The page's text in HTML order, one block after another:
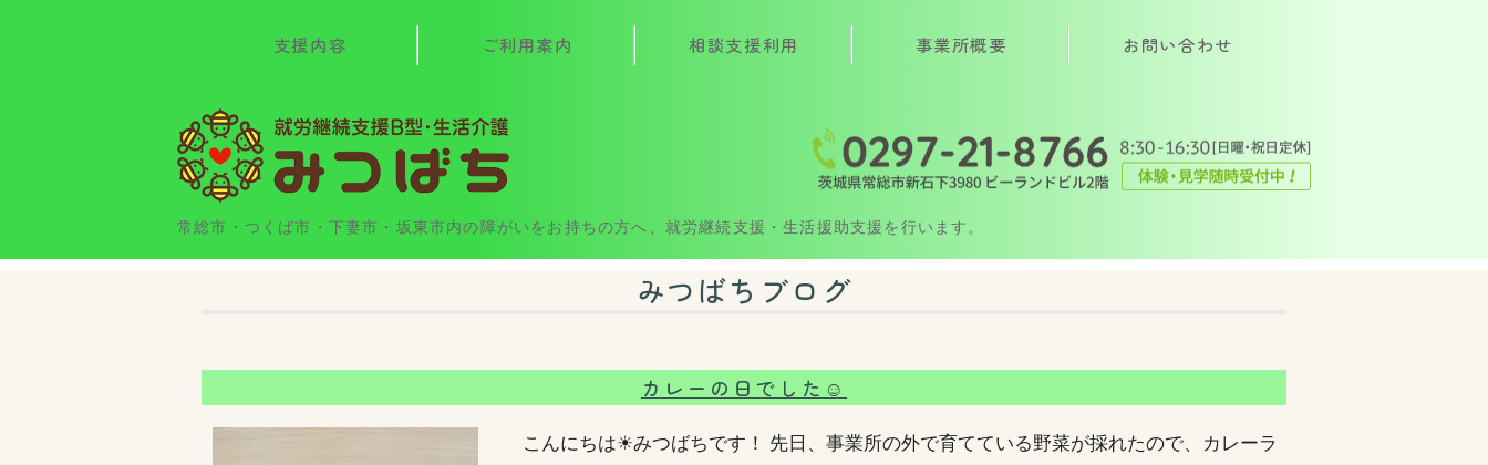
常総市・つくば市・下妻市・坂東市内の障がいをお持ちの方へ、就労継続支援・生活援助支援を行います。
支援内容 ご利用案内 相談支援利用 事業所概要 お問い合わせ
みつばちブログ
カレーの日でした☺
こんにちは☀みつばちです！ 先日、事業所の外で育てている野菜が採れたので、カレーラ